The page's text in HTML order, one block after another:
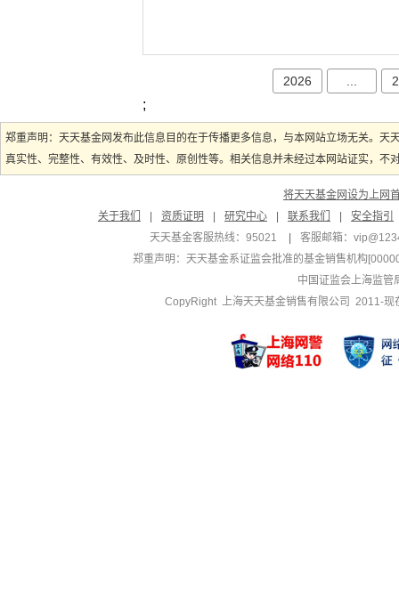
2026
;
郑重声明：天天基金网发布此信息目的在于传播更多信息，与本网站立场无关。
真实性、完整性、有效性、及时性、原创性等。相关信息并未经过本网站证实，
将天天基金网设为上网
关于我们
资质证明 研究中心 联系我们
安全指引
天天基金客服热线：95021
客服邮箱：
郑重声明： 天天基金系证监会批准的基金销售机构
中国证监会上海监管
CopyRight 上海天天基金销售有限公司 2011-